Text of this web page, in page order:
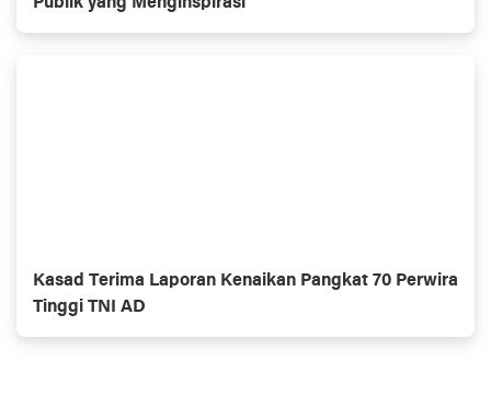
Kasad Terima Laporan Kenaikan Pangkat 70 Perwira
Tinggi TNI AD